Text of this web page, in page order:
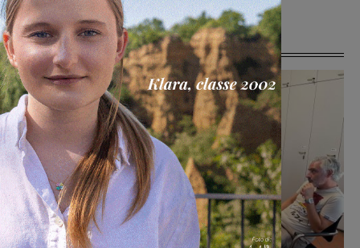
Ultime Notizie